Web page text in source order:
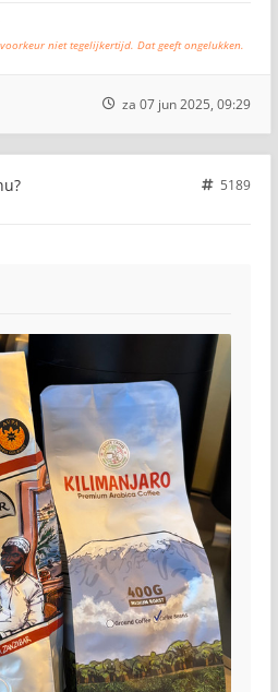
niet tegelijkertijd. Dat geeft ongelukken.
za 07 jun 2025, 09:29
5189